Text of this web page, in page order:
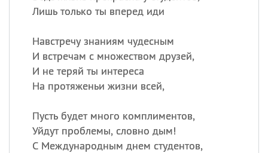
Лишь только ты вперед иди
Навстречу знаниям чудесным
И встречам с множеством друзей,
И не теряй ты интереса
На протяженьи жизни всей,
Пусть будет много комплиментов,
Уйдут проблемы, словно дым!
С Международным днем студентов,